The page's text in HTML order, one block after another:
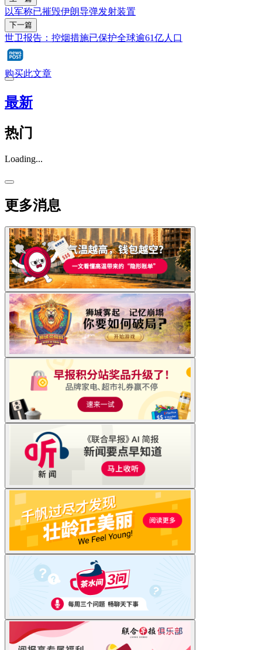
以军称已摧毁伊朗导弹发射装置
下一篇
世卫报告：控烟措施已保护全球逾61亿人口
购买此文章
最新
热门
Loading...
更多消息